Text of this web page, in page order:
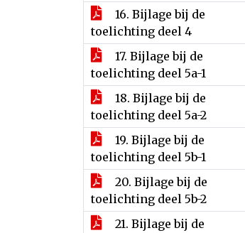
16. Bijlage bij de
toelichting deel 4
17. Bijlage bij de
toelichting deel 5a-1
18. Bijlage bij de
toelichting deel 5a-2
19. Bijlage bij de
toelichting deel 5b-1
20. Bijlage bij de
toelichting deel 5b-2
21. Bijlage bij de